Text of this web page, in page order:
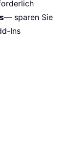
— sparen Sie
Ins